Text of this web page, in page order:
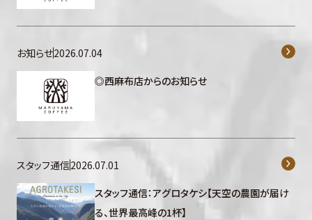
お知らせ2026.07.04
◎西麻布店からのお知らせ
スタッフ通信2026.07.01
スタッフ通信：アグロタケシ【天空の農園が届け
る、世界最高峰の1杯】